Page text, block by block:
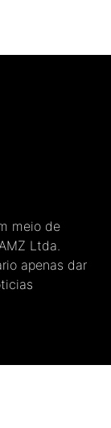
meio de
Ltda.
apenas dar